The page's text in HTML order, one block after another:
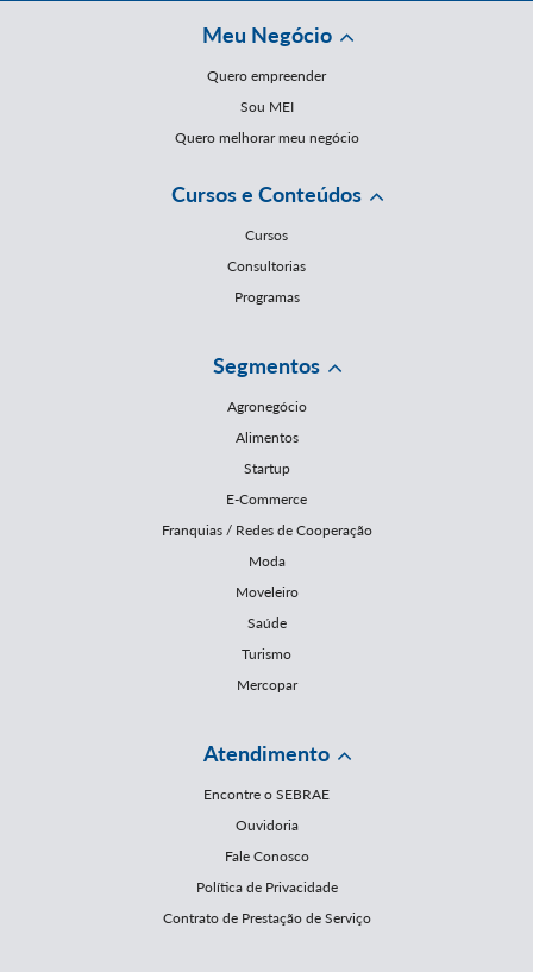
Meu Negócio
Quero empreender
Sou MEI
Quero melhorar meu negócio
Cursos e Conteúdos
Cursos
Consultorias
Programas
Segmentos
Agronegócio
Alimentos
Startup
E-Commerce
Franquias / Redes de Cooperação
Moda
Moveleiro
Saúde
Turismo
Mercopar
Atendimento
Encontre o SEBRAE
Ouvidoria
Fale Conosco
Política de Privacidade
Contrato de Prestação de Serviço